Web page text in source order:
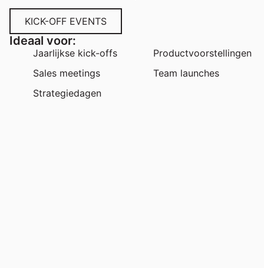
KICK-OFF EVENTS
Ideaal voor:
Jaarlijkse kick-offs
Sales meetings
Strategiedagen
Productvoorstellingen
Team launches